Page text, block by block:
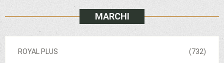
MARCHI
(732)
ROYAL PLUS